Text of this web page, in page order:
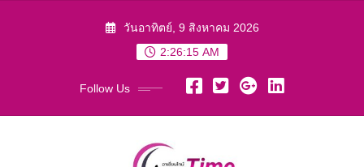
วันอาทิตย์, 9 สิงหาคม 2026
2:26:17 AM
Follow Us